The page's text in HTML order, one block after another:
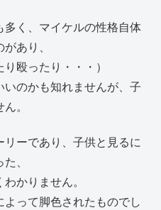
く、マイケルの性格自体
あり、
殴ったり・・・）
のかも知れませんが、子
。
ーであり、子供と見るに
、
かりません。
って脚色されたものでし